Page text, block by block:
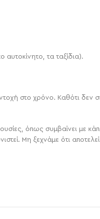
τα ταξίδια).
στο χρόνο. Καθότι δεν
όπως συμβαίνει με
Μη ξεχνάμε ότι